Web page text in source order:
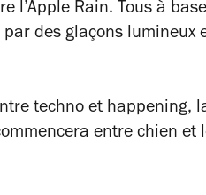
l’Apple Rain. Tous à
des glaçons lumineux
techno et happening,
entre chien